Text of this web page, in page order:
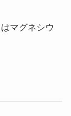
マグネシウ